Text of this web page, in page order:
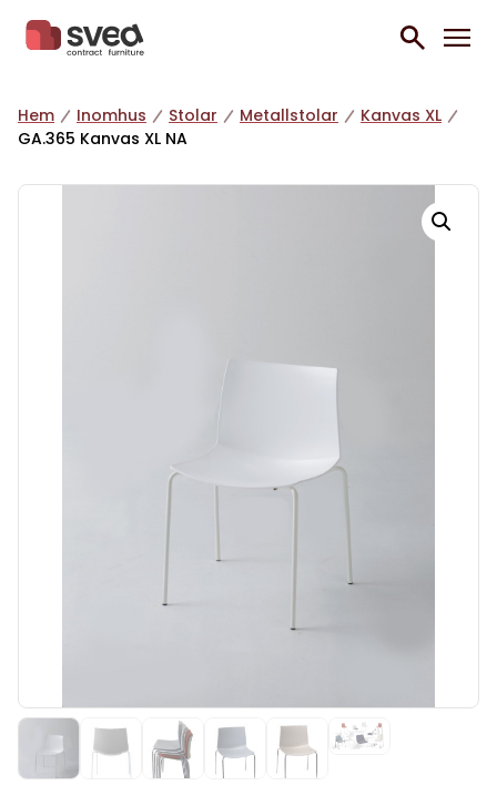
Hem Inomhus Stolar Metallstolar
Kanvas XL
GA.365 Kanvas XL NA